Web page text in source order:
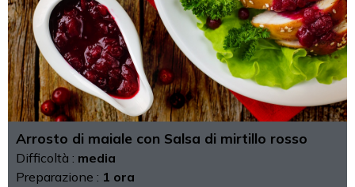
Arrosto di maiale con Salsa di mirtillo rosso
Difficoltà : media
Preparazione : 1 ora